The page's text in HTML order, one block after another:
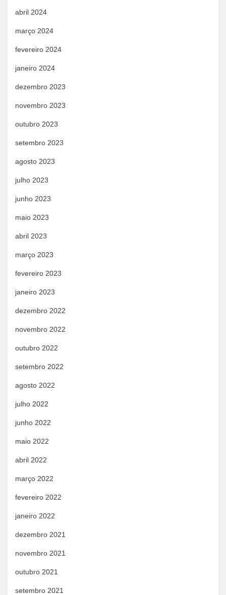
abril 2024
março 2024
fevereiro 2024
janeiro 2024
dezembro 2023
novembro 2023
outubro 2023
setembro 2023
agosto 2023
julho 2023
junho 2023
maio 2023
abril 2023
março 2023
fevereiro 2023
janeiro 2023
dezembro 2022
novembro 2022
outubro 2022
setembro 2022
agosto 2022
julho 2022
junho 2022
maio 2022
abril 2022
março 2022
fevereiro 2022
janeiro 2022
dezembro 2021
novembro 2021
outubro 2021
setembro 2021